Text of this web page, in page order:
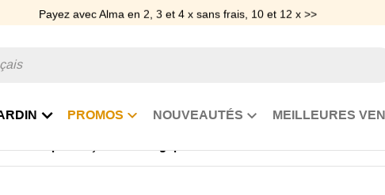
Payez avec Alma en 2, 3 et 4 x sans frais, 10 et 12 x >>
PROMOS NOUVEAUTÉS MEILLEURES